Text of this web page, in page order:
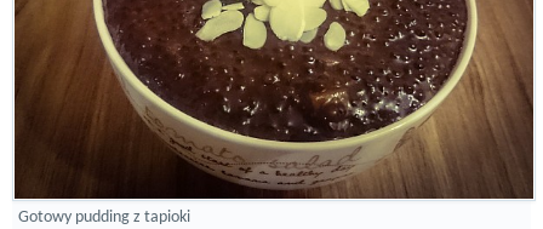
Gotowy pudding z tapioki